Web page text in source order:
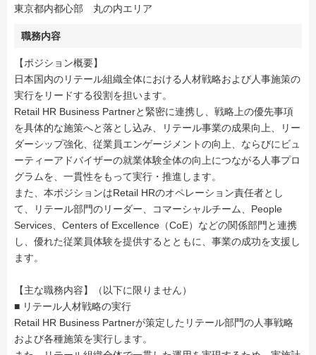
東京都内都心部 丸の内エリア
職務内容
【ポジション概要】
日本国内のリテール組織全体における人材戦略および人事施策の
実行をリードする役割を担います。
Retail HR Business Partnerと緊密に連携し、戦略上の優先事項
を具体的な施策へと落とし込み、リテール事業の成果向上、リー
ダーシップ強化、従業員エンゲージメントの向上、ならびにビュ
ーティーアドバイザーの就業体験全体の向上につながる人事プロ
グラムを、一貫性をもって実行・推進します。
また、本ポジションはRetail HRのオペレーション責任者とし
て、リテール部門のリーダー、コマーシャルチーム、People
Services、Centers of Excellence（CoE）などの関係部門と連携
し、優れた従業員体験を提供するとともに、事業の成功を支援し
ます。
【主な職務内容】（以下に限りません）
■ リテール人材戦略の実行
Retail HR Business Partnerが策定したリテール部門の人事戦略
および各種施策を実行します。